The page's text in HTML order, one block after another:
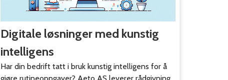
Digitale løsninger med kunstig
intelligens
Har din bedrift tatt i bruk kunstig intelligens for å